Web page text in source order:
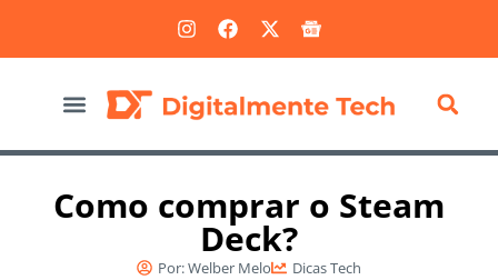
Como comprar o Steam
Deck?
Por:Welber Melo Dicas Tech